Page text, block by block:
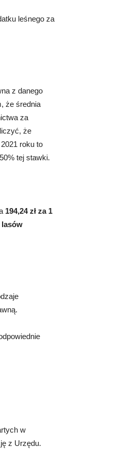
leśnego za
z danego
że średnia
za
że
roku to
tej stawki.
194,24 zł za 1
lasów
w
z Urzędu.